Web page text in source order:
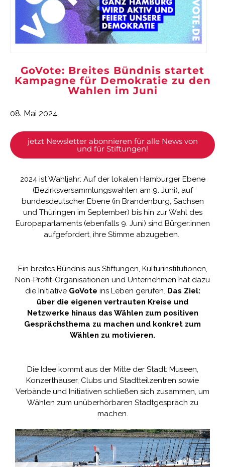
GoVote: Breites Bündnis startet
Kampagne für Demokratie zu den
Wahlen im Juni
08. Mai 2024
jetzt Newsletter abonnieren für alle News von
und für Stiftungen!
2024 ist Wahljahr: Auf der lokalen Hamburger Ebene
(Bezirksversammlungswahlen am 9. Juni), auf
bundesdeutscher Ebene (in Brandenburg, Sachsen
und Thüringen im September) bis hin zur Wahl des
Europaparlaments (ebenfalls 9. Juni) sind Bürger:innen
aufgefordert, ihre Stimme abzugeben.
Ein breites Bündnis aus Stiftungen, Kulturinstitutionen,
Non-Profit-Organisationen und Unternehmen hat dazu
die Initiative GoVote ins Leben gerufen. Das Ziel:
über die eigenen vertrauten Kreise und
Netzwerke hinaus das Wählen zum positiven
Gesprächsthema zu machen und konkret zum
Wählen zu motivieren.
Die Idee kommt aus der Mitte der Stadt: Museen,
Konzerthäuser, Clubs und Stadtteilzentren sowie
Verbände und Initiativen schließen sich zusammen, um
Wählen zum unüberhörbaren Stadtgespräch zu
machen.